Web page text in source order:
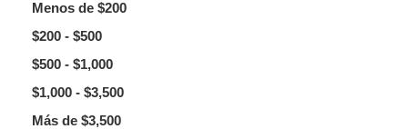
Menos de $200
$200 - $500
$500 - $1,000
$1,000 - $3,500
Más de $3,500